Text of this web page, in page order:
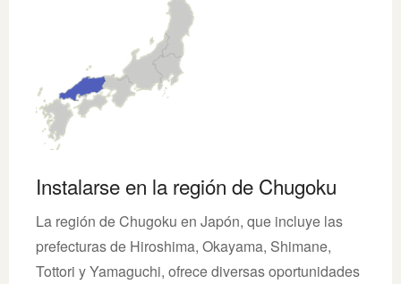
Instalarse en la región de Chugoku
La región de Chugoku en Japón, que incluye las
prefecturas de Hiroshima, Okayama, Shimane,
Tottori y Yamaguchi, ofrece diversas oportunidades